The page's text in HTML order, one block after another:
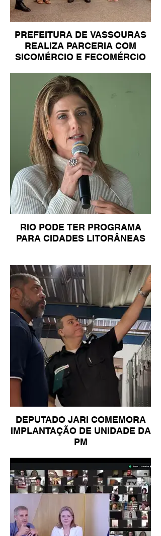
PREFEITURA DE VASSOURAS
REALIZA PARCERIA COM
SICOMÉRCIO E FECOMÉRCIO
RIO PODE TER PROGRAMA
PARA CIDADES LITORÂNEAS
DEPUTADO JARI COMEMORA
IMPLANTAÇÃO DE UNIDADE DA
PM